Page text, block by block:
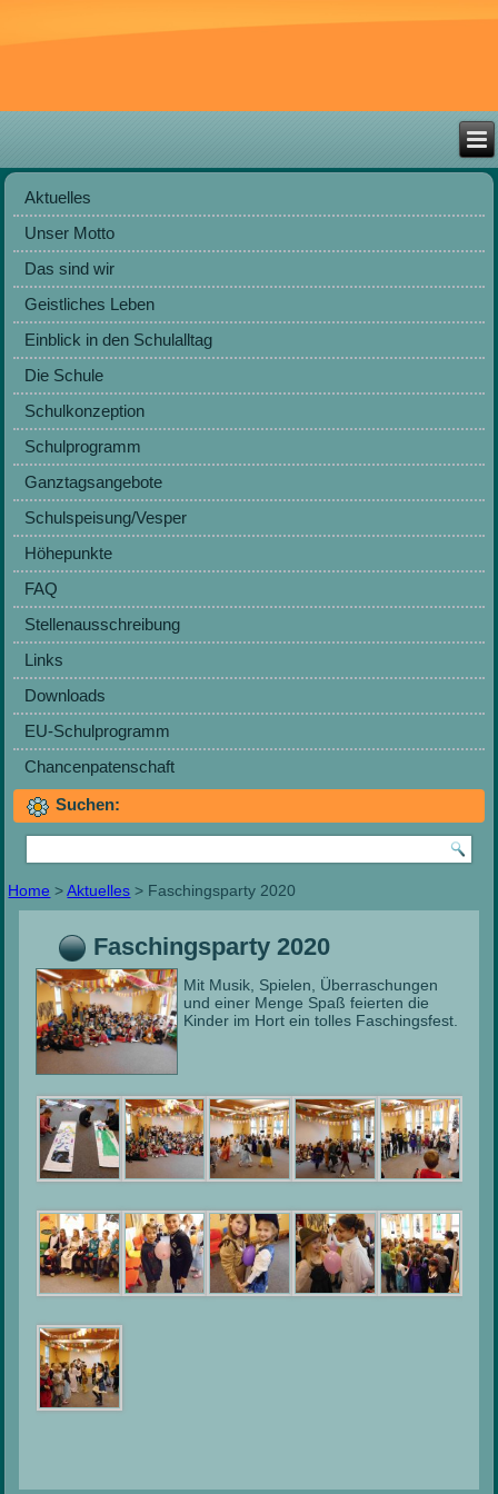
Aktuelles
Unser Motto
Das sind wir
Geistliches Leben
Einblick in den Schulalltag
Die Schule
Schulkonzeption
Schulprogramm
Ganztagsangebote
Schulspeisung/Vesper
Höhepunkte
FAQ
Stellenausschreibung
Links
Downloads
EU-Schulprogramm
Chancenpatenschaft
Suchen:
Home >Aktuelles > Faschingsparty 2020
Faschingsparty 2020
Mit Musik, Spielen, Überraschungen
und einer Menge Spaß feierten die
Kinder im Hort ein tolles Faschingsfest.